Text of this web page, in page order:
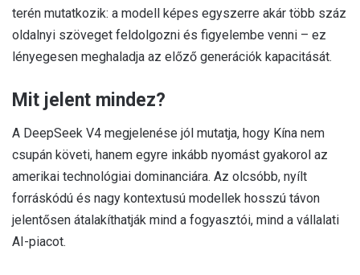
terén mutatkozik: a modell képes egyszerre akár több száz
oldalnyi szöveget feldolgozni és figyelembe venni – ez
lényegesen meghaladja az előző generációk kapacitását.
Mit jelent mindez?
A DeepSeek V4 megjelenése jól mutatja, hogy Kína nem
csupán követi, hanem egyre inkább nyomást gyakorol az
amerikai technológiai dominanciára. Az olcsóbb, nyílt
forráskódú és nagy kontextusú modellek hosszú távon
jelentősen átalakíthatják mind a fogyasztói, mind a vállalati
AI-piacot.